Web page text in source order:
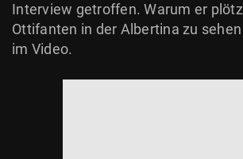
Interview getroffen. Warum er
Ottifanten in der Albertina zu
im Video.